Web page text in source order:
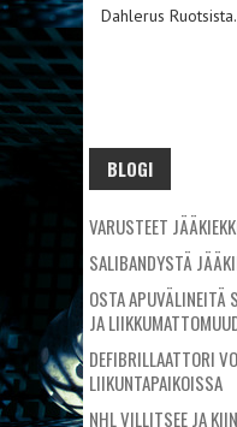
Dahlerus Ruotsista.
BLOGI
VARUSTEET
SALIBANDYSTÄ
OSTA APUVÄLINEITÄ
JA
DEFIBRILLAATTORI
LIIKUNTAPAIKOISSA
NHL VILLITSEE JA